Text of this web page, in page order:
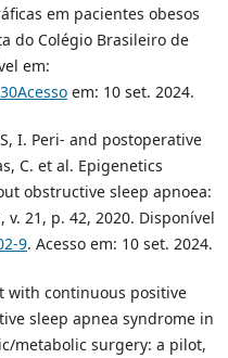
em pacientes obesos
do Colégio Brasileiro de
em:
em: 10 set. 2024.
I. Peri- and postoperative
C. et al. Epigenetics
obstructive sleep apnoea:
v. 21, p. 42, 2020. Disponível
9. Acesso em: 10 set. 2024.
with continuous positive
sleep apnea syndrome in
metabolic surgery: a pilot,